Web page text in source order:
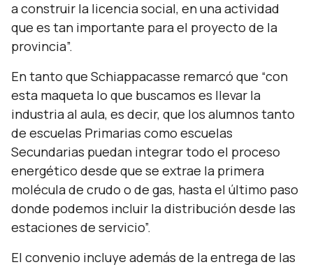
a construir la licencia social, en una actividad
que es tan importante para el proyecto de la
provincia”.
En tanto que Schiappacasse remarcó que “con
esta maqueta lo que buscamos es llevar la
industria al aula, es decir, que los alumnos tanto
de escuelas Primarias como escuelas
Secundarias puedan integrar todo el proceso
energético desde que se extrae la primera
molécula de crudo o de gas, hasta el último paso
donde podemos incluir la distribución desde las
estaciones de servicio”.
El convenio incluye además de la entrega de las